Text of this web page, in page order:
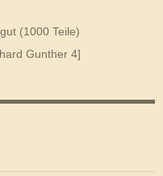
(1000 Teile)
Gunther 4]